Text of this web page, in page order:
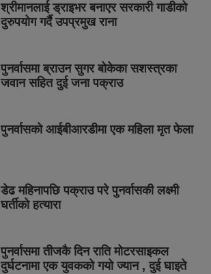
श्रीमानलाई ड्राइभर बनाएर सरकारी गाडीको
दुरुपयोग गर्दै उपप्रमुख राना
पुनर्वासमा ब्राउन सुगर बोकेका सशस्त्रका
जवान सहित दुई जना पक्राउ
पुनर्वासको आईबीआरडीमा एक महिला मृत फेला
डेढ महिनापछि पक्राउ परे पुनर्वासकी लक्ष्मी
घर्तीको हत्यारा
पुनर्वासमा तीजकै दिन राति मोटरसाइकल
दुर्घटनामा एक युवकको गयो ज्यान , दुई घाइते